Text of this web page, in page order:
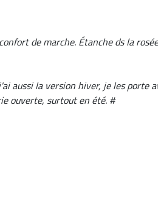
de marche. Étanche ds la rosée
aussi la version hiver, je les porte
ouverte, surtout en été. #